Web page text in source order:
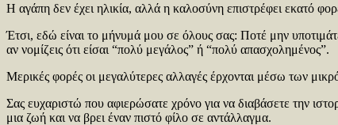
Η αγάπη δεν έχει ηλικία, αλλά η καλοσύνη επιστρέφει εκατό
Έτσι, εδώ είναι το μήνυμά μου σε όλους σας: Ποτέ μην
αν νομίζεις ότι είσαι “πολύ μεγάλος” ή “πολύ απασχολημένος”.
Μερικές φορές οι μεγαλύτερες αλλαγές έρχονται μέσω των
Σας ευχαριστώ που αφιερώσατε χρόνο για να διαβάσετε την
μια ζωή και να βρει έναν πιστό φίλο σε αντάλλαγμα.